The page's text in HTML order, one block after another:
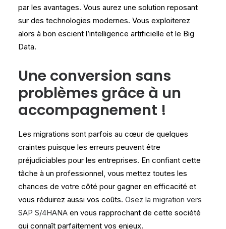
par les avantages. Vous aurez une solution reposant
sur des technologies modernes. Vous exploiterez
alors à bon escient l’intelligence artificielle et le Big
Data.
Une conversion sans
problèmes grâce à un
accompagnement !
Les migrations sont parfois au cœur de quelques
craintes puisque les erreurs peuvent être
préjudiciables pour les entreprises. En confiant cette
tâche à un professionnel, vous mettez toutes les
chances de votre côté pour gagner en efficacité et
vous réduirez aussi vos coûts. Osez la migration vers
SAP S/4HANA en vous rapprochant de cette société
qui connaît parfaitement vos enjeux.